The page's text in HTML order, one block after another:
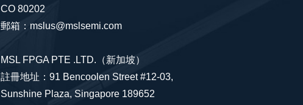
CO 80202
郵箱：mslus@mslsemi.com
MSL FPGA PTE .LTD.（新加坡）
註冊地址：91 Bencoolen Street #12-03,
Sunshine Plaza, Singapore 189652